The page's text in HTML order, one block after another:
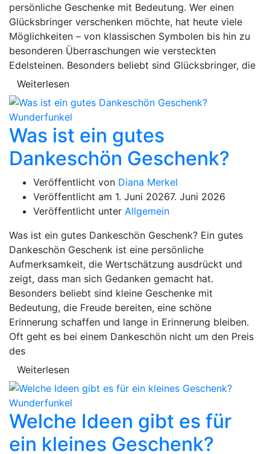
persönliche Geschenke mit Bedeutung. Wer einen
Glücksbringer verschenken möchte, hat heute viele
Möglichkeiten – von klassischen Symbolen bis hin zu
besonderen Überraschungen wie versteckten
Edelsteinen. Besonders beliebt sind Glücksbringer, die
Weiterlesen
Was ist ein gutes
Dankeschön Geschenk?
Veröffentlicht von Diana Merkel
Veröffentlicht am 1. Juni 20267. Juni 2026
Veröffentlicht unter Allgemein
Was ist ein gutes Dankeschön Geschenk? Ein gutes
Dankeschön Geschenk ist eine persönliche
Aufmerksamkeit, die Wertschätzung ausdrückt und
zeigt, dass man sich Gedanken gemacht hat.
Besonders beliebt sind kleine Geschenke mit
Bedeutung, die Freude bereiten, eine schöne
Erinnerung schaffen und lange in Erinnerung bleiben.
Oft geht es bei einem Dankeschön nicht um den Preis
des
Weiterlesen
Welche Ideen gibt es für
ein kleines Geschenk?